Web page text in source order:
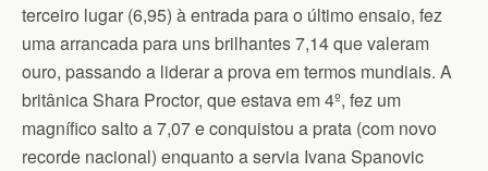
terceiro lugar (6,95) à entrada para o último ensaio, fez
uma arrancada para uns brilhantes 7,14 que valeram
ouro, passando a liderar a prova em termos mundiais. A
britânica Shara Proctor, que estava em 4º, fez um
magnífico salto a 7,07 e conquistou a prata (com novo
recorde nacional) enquanto a servia Ivana Spanovic